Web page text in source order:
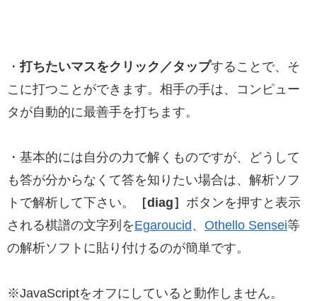
・打ちたいマスをクリック／タップすることで、そ
こに打つことができます。相手の手は、コンピュー
タが自動的に最善手を打ちます。
・基本的には自分の力で解くものですが、どうして
も答が分からなくて答を知りたい場合は、解析ソフ
トで解析して下さい。
［diag］ ボタンを押すと表示
される棋譜の文字列をEgaroucid、 Othello Sensei等
の解析ソフトに貼り付けるのが簡単です。
※JavaScriptをオフにしていると動作しません。